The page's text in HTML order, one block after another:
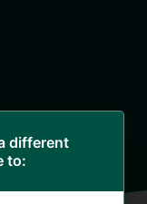
different
to: